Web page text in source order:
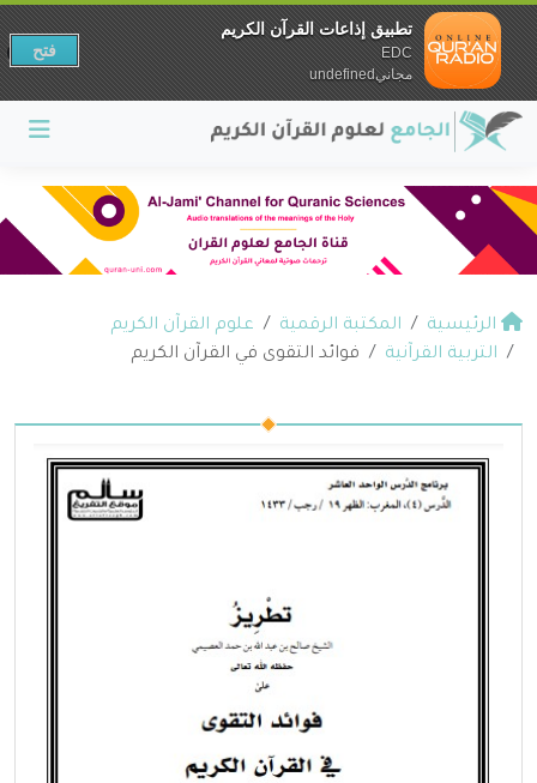
الرئيسية المكتبة الرقمية
علوم القرآن الكريم
التربية القرآنية
فوائد التقوى في القرآن الكريم
تطبيق إذاعات القرآن الكريم
EDC
مجانيundefined
فتح